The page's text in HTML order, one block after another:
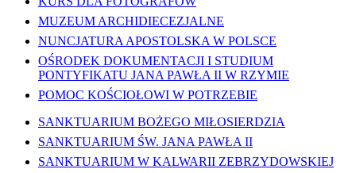
MUZEUM ARCHIDIECEZJALNE
NUNCJATURA APOSTOLSKA W POLSCE
OŚRODEK DOKUMENTACJI I STUDIUM
PONTYFIKATU JANA PAWŁA II W RZYMIE
POMOC KOŚCIOŁOWI W POTRZEBIE
SANKTUARIUM BOŻEGO MIŁOSIERDZIA
SANKTUARIUM ŚW. JANA PAWŁA II
SANKTUARIUM W KALWARII ZEBRZYDOWSKIEJ